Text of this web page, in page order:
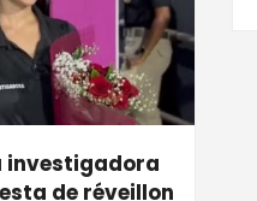
investigadora
de réveillon